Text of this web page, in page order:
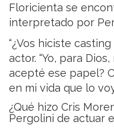
Floricienta se
interpretado por
“¿Vos hiciste
actor. “Yo, para
acepté ese papel?
en mi vida que lo
¿Qué hizo Cris
Pergolini de actuar